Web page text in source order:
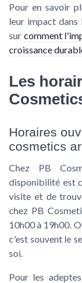
Pour en savoir
leur impact dans
sur comment
croissance
Les
Horaires
cosmetics
Chez PB
disponibilité est
visite et de
chez PB
10h00 à 19h00.
c'est souvent le
soi.
Pour les